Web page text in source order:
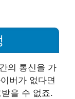
의 통신을 가
버가 없다면
을 수 없죠.